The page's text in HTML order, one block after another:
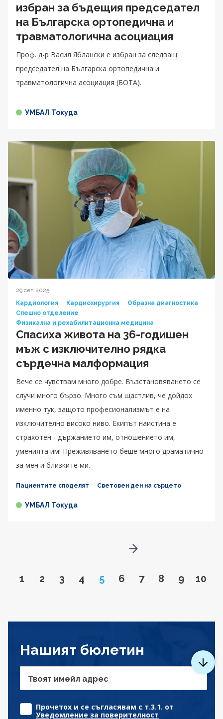
избран за бъдещия председател
на Българска ортопедична и
травматологична асоциация
Проф. д-р Васил Яблански е избран за следващ
председател на Българска ортопедична и
травматологична асоциация (БОТА).
УМБАЛ Токуда
29 сеп 2025
Кардиология
Кардиохирургия
Образна диагностика
Спешно отделение
Физикална и рехабилитационна медицина
Спасиха живота на 36-годишен
мъж с изключително рядка
сърдечна малформация
Вече се чувствам много добре. Възстановяването се
случи много бързо. Много съм щастлив, че дойдох
именно тук, защото професионализмът е на
изключително високо ниво. Екипът наистина е
страхотен - държанието им, отношението им,
уменията им! Преживяването беше много драматично
за мен и близките ми.
Пациентите споделят Световен ден на сърцето
УМБАЛ Токуда
Go to page
1 Go to page
2 Go to page
3 Go to page
4 Page
5 Go to page
6 Go to page
7 Go to page
8 Go to
9 Go
10
Go to next page
Нашият бюлетин
Твоят имейл адрес
Прочетох и се съгласявам с т.3.1. от
Уведомление за поверителност